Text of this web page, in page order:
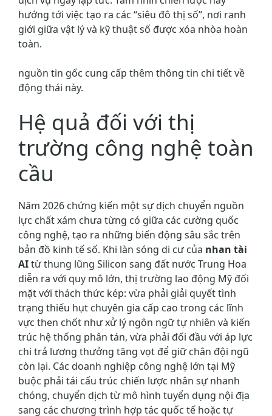
hướng tới việc tạo ra các “siêu đô thị số”, nơi ranh
giới giữa vật lý và kỹ thuật số được xóa nhòa hoàn
toàn.
nguồn tin gốc cung cấp thêm thông tin chi tiết về
động thái này.
Hệ quả đối với thị
trường công nghệ toàn
cầu
Năm 2026 chứng kiến một sự dịch chuyển nguồn
lực chất xám chưa từng có giữa các cường quốc
công nghệ, tạo ra những biến động sâu sắc trên
bản đồ kinh tế số. Khi làn sóng di cư của nhan tài
AItừ thung lũng Silicon sang đất nước Trung Hoa
diễn ra với quy mô lớn, thị trường lao động Mỹ đối
mặt với thách thức kép: vừa phải giải quyết tình
trạng thiếu hụt chuyên gia cấp cao trong các lĩnh
vực then chốt như xử lý ngôn ngữ tự nhiên và kiến
trúc hệ thống phân tán, vừa phải đối đầu với áp lực
chi trả lương thưởng tăng vọt để giữ chân đội ngũ
còn lại. Các doanh nghiệp công nghệ lớn tại Mỹ
buộc phải tái cấu trúc chiến lược nhân sự nhanh
chóng, chuyển dịch từ mô hình tuyển dụng nội địa
sang các chương trình hợp tác quốc tế hoặc tự